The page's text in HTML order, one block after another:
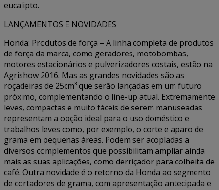
eucalipto.
LANÇAMENTOS E NOVIDADES
Honda: Produtos de força – A linha completa de produtos
de força da marca, como geradores, motobombas,
motores estacionários e pulverizadores costais, estão na
Agrishow 2016. Mas as grandes novidades são as
roçadeiras de 25cm³ que serão lançadas em um futuro
próximo, complementando o line-up atual. Extremamente
leves, compactas e muito fáceis de serem manuseadas
representam a opção ideal para o uso doméstico e
trabalhos leves como, por exemplo, o corte e aparo de
grama em pequenas áreas. Podem ser acopladas a
diversos complementos que possibilitam ampliar ainda
mais as suas aplicações, como derriçador para colheita de
café. Outra novidade é o retorno da Honda ao segmento
de cortadores de grama, com apresentação antecipada e